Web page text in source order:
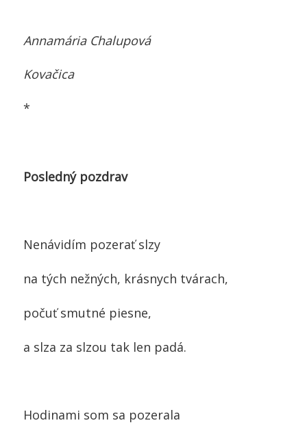
Annamária Chalupová
Kovačica
*
Posledný pozdrav
Nenávidím pozerať slzy
na tých nežných, krásnych tvárach,
počuť smutné piesne,
a slza za slzou tak len padá.
Hodinami som sa pozerala